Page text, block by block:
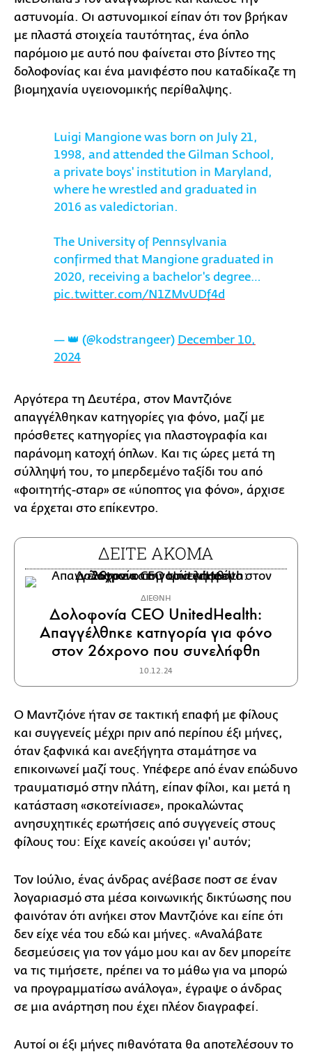
αστυνομία. Οι αστυνομικοί είπαν ότι τον βρήκαν
με πλαστά στοιχεία ταυτότητας, ένα όπλο
παρόμοιο με αυτό που φαίνεται στο βίντεο της
δολοφονίας και ένα μανιφέστο που καταδίκαζε τη
βιομηχανία υγειονομικής περίθαλψης.
Luigi Mangione was born on July 21,
1998, and attended the Gilman School,
a private boys' institution in Maryland,
where he wrestled and graduated in
2016 as valedictorian.
The University of Pennsylvania
confirmed that Mangione graduated in
2020, receiving a bachelor's degree…
pic.twitter.com/N1ZMvUDf4d
— 👑 (@kodstrangeer) December 10,
2024
Αργότερα τη Δευτέρα, στον Μαντζιόνε
απαγγέλθηκαν κατηγορίες για φόνο, μαζί με
πρόσθετες κατηγορίες για πλαστογραφία και
παράνομη κατοχή όπλων. Και τις ώρες μετά τη
σύλληψή του, το μπερδεμένο ταξίδι του από
«φοιτητής-σταρ» σε «ύποπτος για φόνο», άρχισε
να έρχεται στο επίκεντρο.
ΔΕΙΤΕ ΑΚΟΜΑ
ΔΙΕΘΝΗ
Δολοφονία CEO UnitedHealth:
Απαγγέλθηκε κατηγορία για φόνο
στον 26χρονο που συνελήφθη
10.12.24
Ο Μαντζιόνε ήταν σε τακτική επαφή με φίλους
και συγγενείς μέχρι πριν από περίπου έξι μήνες,
όταν ξαφνικά και ανεξήγητα σταμάτησε να
επικοινωνεί μαζί τους. Υπέφερε από έναν επώδυνο
τραυματισμό στην πλάτη, είπαν φίλοι, και μετά η
κατάσταση «σκοτείνιασε», προκαλώντας
ανησυχητικές ερωτήσεις από συγγενείς στους
φίλους του: Είχε κανείς ακούσει γι' αυτόν;
Τον Ιούλιο, ένας άνδρας ανέβασε ποστ σε έναν
λογαριασμό στα μέσα κοινωνικής δικτύωσης που
φαινόταν ότι ανήκει στον Μαντζιόνε και είπε ότι
δεν είχε νέα του εδώ και μήνες. «Αναλάβατε
δεσμεύσεις για τον γάμο μου και αν δεν μπορείτε
να τις τιμήσετε, πρέπει να το μάθω για να μπορώ
να προγραμματίσω ανάλογα», έγραψε ο άνδρας
σε μια ανάρτηση που έχει πλέον διαγραφεί.
Αυτοί οι έξι μήνες πιθανότατα θα αποτελέσουν το